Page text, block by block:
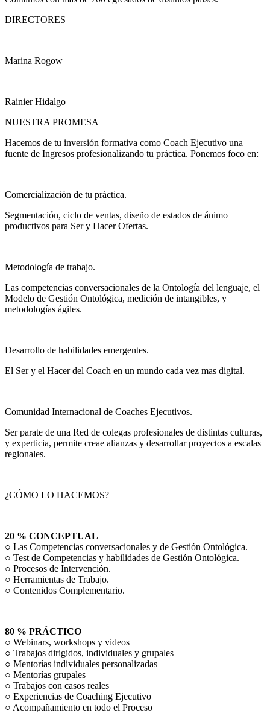
DIRECTORES
Marina Rogow
Rainier Hidalgo
NUESTRA PROMESA
Hacemos de tu inversión formativa como Coach Ejecutivo una
fuente de Ingresos profesionalizando tu práctica. Ponemos foco en:
Comercialización de tu práctica.
Segmentación, ciclo de ventas, diseño de estados de ánimo
productivos para Ser y Hacer Ofertas.
Metodología de trabajo.
Las competencias conversacionales de la Ontología del lenguaje, el
Modelo de Gestión Ontológica, medición de intangibles, y
metodologías ágiles.
Desarrollo de habilidades emergentes.
El Ser y el Hacer del Coach en un mundo cada vez mas digital.
Comunidad Internacional de Coaches Ejecutivos.
Ser parate de una Red de colegas profesionales de distintas culturas,
y experticia, permite creae alianzas y desarrollar proyectos a escalas
regionales.
¿CÓMO LO HACEMOS?
20 % CONCEPTUAL
○ Las Competencias conversacionales y de Gestión Ontológica.
○ Test de Competencias y habilidades de Gestión Ontológica.
○ Procesos de Intervención.
○ Herramientas de Trabajo.
○ Contenidos Complementario.
80 % PRÁCTICO
○ Webinars, workshops y videos
○ Trabajos dirigidos, individuales y grupales
○ Mentorías individuales personalizadas
○ Mentorías grupales
○ Trabajos con casos reales
○ Experiencias de Coaching Ejecutivo
○ Acompañamiento en todo el Proceso